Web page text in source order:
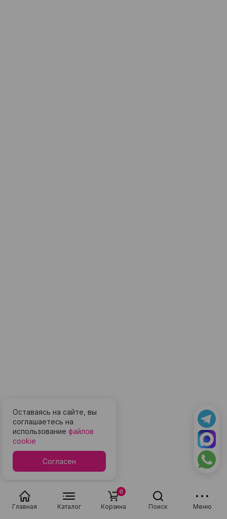
Главная Каталог Корзина
0
Поиск Меню
Оставаясь на сайте, вы
соглашаетесь на
использование файлов
cookie
Согласен